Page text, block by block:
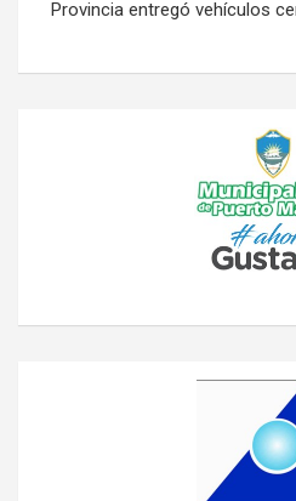
Provincia entregó vehículos